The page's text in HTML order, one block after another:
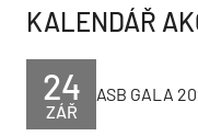
KALENDÁŘ
ZÁŘ
24 ASB GALA